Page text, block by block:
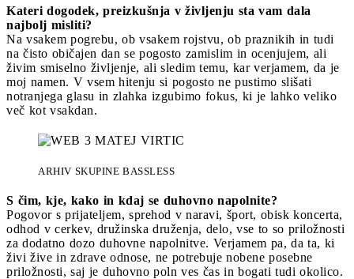
Kateri dogodek, preizkušnja v življenju sta vam dala
najbolj misliti?
Na vsakem pogrebu, ob vsakem rojstvu, ob praznikih in tudi
na čisto običajen dan se pogosto zamislim in ocenjujem, ali
živim smiselno življenje, ali sledim temu, kar verjamem, da je
moj namen. V vsem hitenju si pogosto ne pustimo slišati
notranjega glasu in zlahka izgubimo fokus, ki je lahko veliko
več kot vsakdan.
ARHIV SKUPINE BASSLESS
S čim, kje, kako in kdaj se duhovno napolnite?
Pogovor s prijateljem, sprehod v naravi, šport, obisk koncerta,
odhod v cerkev, družinska druženja, delo, vse to so priložnosti
za dodatno dozo duhovne napolnitve. Verjamem pa, da ta, ki
živi žive in zdrave odnose, ne potrebuje nobene posebne
priložnosti, saj je duhovno poln ves čas in bogati tudi okolico.